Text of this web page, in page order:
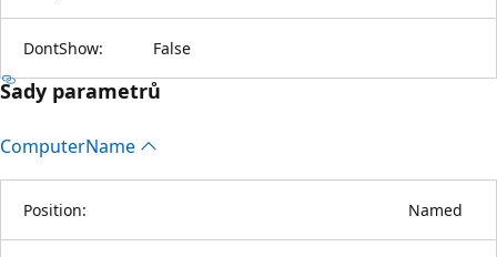
DontShow: False
Sady parametrů
ComputerName
Position: Named